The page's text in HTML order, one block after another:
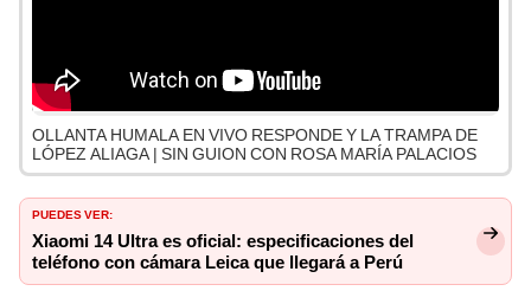
OLLANTA HUMALA EN VIVO RESPONDE Y LA TRAMPA DE
LÓPEZ ALIAGA | SIN GUION CON ROSA MARÍA PALACIOS
PUEDES VER:
Xiaomi 14 Ultra es oficial: especificaciones del
teléfono con cámara Leica que llegará a Perú